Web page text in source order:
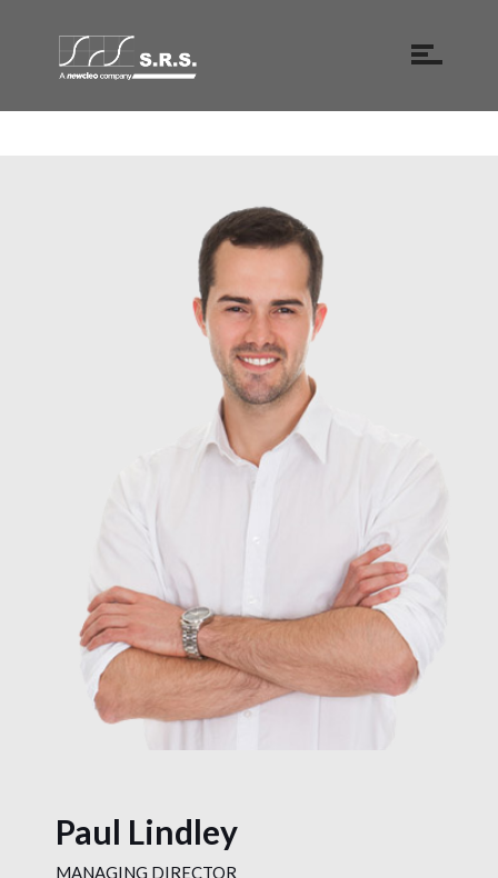
Paul Lindley
MANAGING DIRECTOR